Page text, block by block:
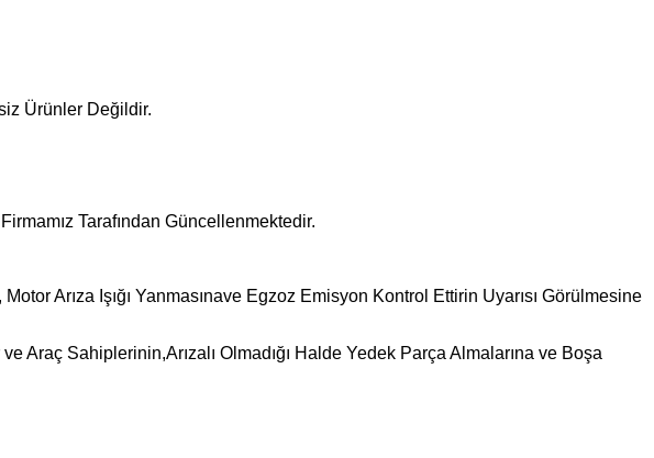
Ürünler Değildir.
Tarafından Güncellenmektedir.
Arıza Işığı Yanmasınave Egzoz Emisyon Kontrol Ettirin Uyarısı Görülmesine
Sahiplerinin,Arızalı Olmadığı Halde Yedek Parça Almalarına ve Boşa